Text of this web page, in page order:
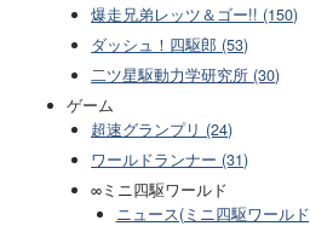
爆走兄弟レッツ＆ゴー!! (150)
ダッシュ！四駆郎 (53)
二ツ星駆動力学研究所 (30)
ゲーム
超速グランプリ (24)
ワールドランナー (31)
∞ミニ四駆ワールド
ニュース(ミニ四駆ワール